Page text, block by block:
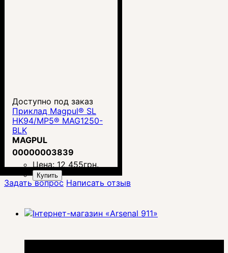
Доступно под заказ
Приклад Magpul® SL
HK94/MP5® MAG1250-
BLK
MAGPUL
00000003839
Цена: 12 455грн.
Купить
Задать вопрос Написать отзыв